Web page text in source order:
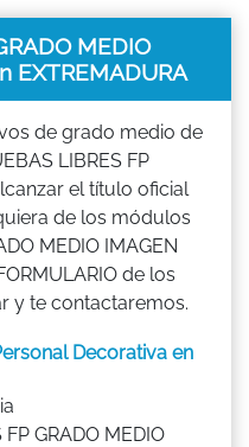
MEDIO
EXTREMADURA
de grado medio de
LIBRES FP
el título oficial
de los módulos
MEDIO IMAGEN
de los
y te contactaremos.
Decorativa en
GRADO MEDIO